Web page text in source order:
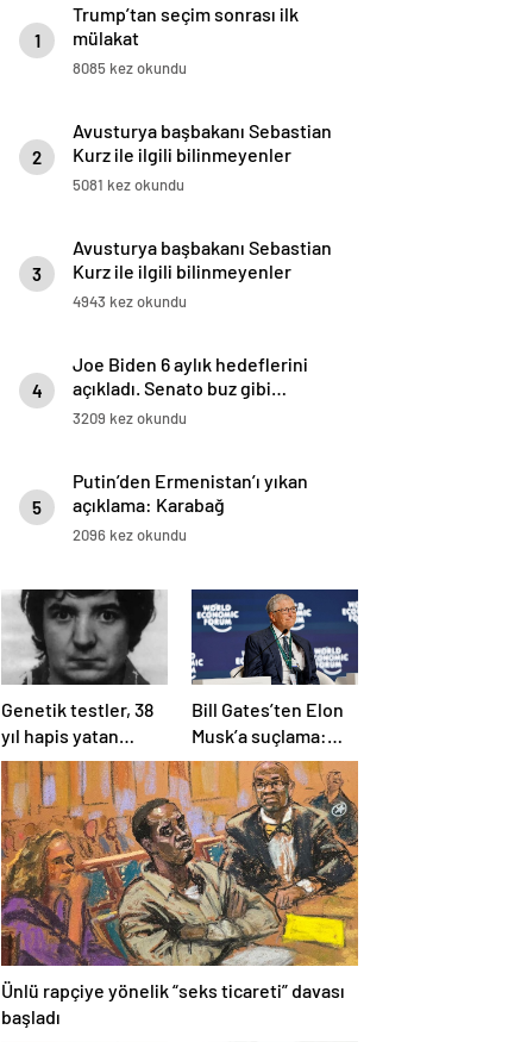
1
Trump’tan seçim sonrası ilk
mülakat
8085 kez okundu
2
Avusturya başbakanı Sebastian
Kurz ile ilgili bilinmeyenler
5081 kez okundu
3
Avusturya başbakanı Sebastian
Kurz ile ilgili bilinmeyenler
4943 kez okundu
4
Joe Biden 6 aylık hedeflerini
açıkladı. Senato buz gibi…
3209 kez okundu
5
Putin’den Ermenistan’ı yıkan
açıklama: Karabağ
Azerbaycan’ın ayrılmaz bir
2096 kez okundu
Genetik testler, 38
yıl hapis yatan
adamın suçsuz
olduğunu ortaya
çıkardı
Bill Gates’ten Elon
Musk’a suçlama:
“Fakir çocukları
öldürdü”
Ünlü rapçiye yönelik “seks ticareti” davası
başladı